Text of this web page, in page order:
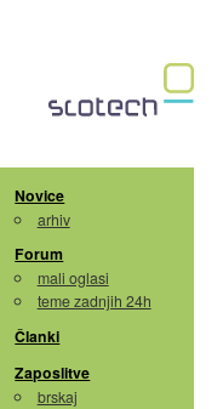
Novice
arhiv
Forum
mali oglasi
teme zadnjih 24h
Članki
Zaposlitve
brskaj